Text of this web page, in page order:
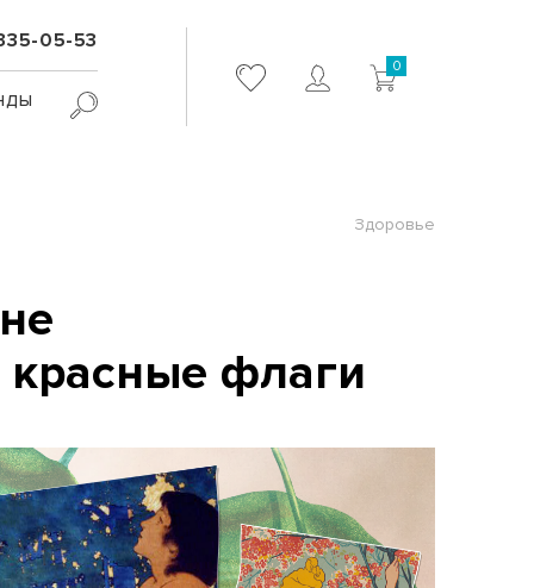
05-53
0
Здоровье
красные флаги